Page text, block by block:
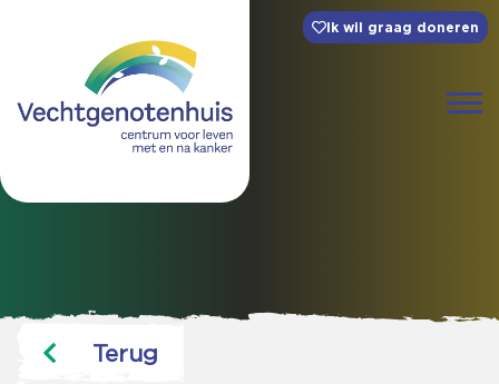
Ik wil graag doneren
Terug